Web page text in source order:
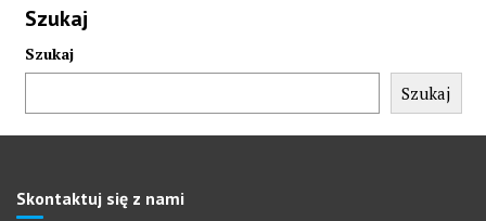
Szukaj
Szukaj
Szukaj
Skontaktuj się z nami